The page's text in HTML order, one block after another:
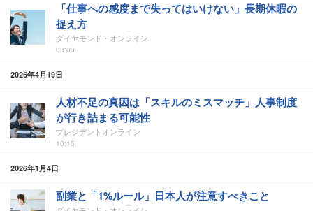
「仕事への感度まで失ってはいけない」長期休暇の
捉え方
ダイヤモンド・オンライン
08:00
2026年4月19日
人材不足の真因は「スキルのミスマッチ」人事制度
が行き詰まる可能性
プレジデントオンライン
10:15
2026年1月4日
副業と「1%ルール」日本人が注意すべきこと